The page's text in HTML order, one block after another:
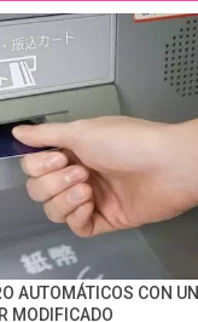
AUTOMÁTICOS CON UN
MODIFICADO